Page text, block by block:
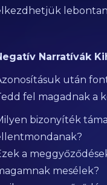
Narratívák
után
fel magadnak a
bizonyíték
a
mesélek?